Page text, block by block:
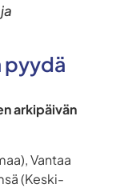
pyydä
arkipäivän
Vantaa
(Keski-